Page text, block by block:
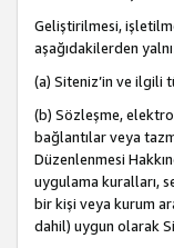
Geliştirilmesi,
aşağıdakilerden
(a) Siteniz’in ve ilgili
(b) Sözleşme,
bağlantılar veya
Düzenlenmesi
uygulama kuralları,
bir kişi veya kurum
dahil) uygun olarak